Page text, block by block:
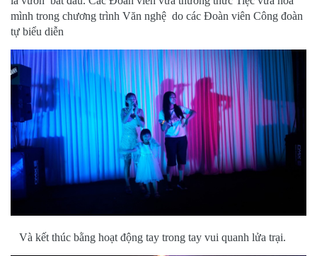
mình trong chương trình Văn nghệ do các Đoàn viên Công đoàn
tự biểu diễn
Và kết thúc bằng hoạt động tay trong tay vui quanh lửa trại.